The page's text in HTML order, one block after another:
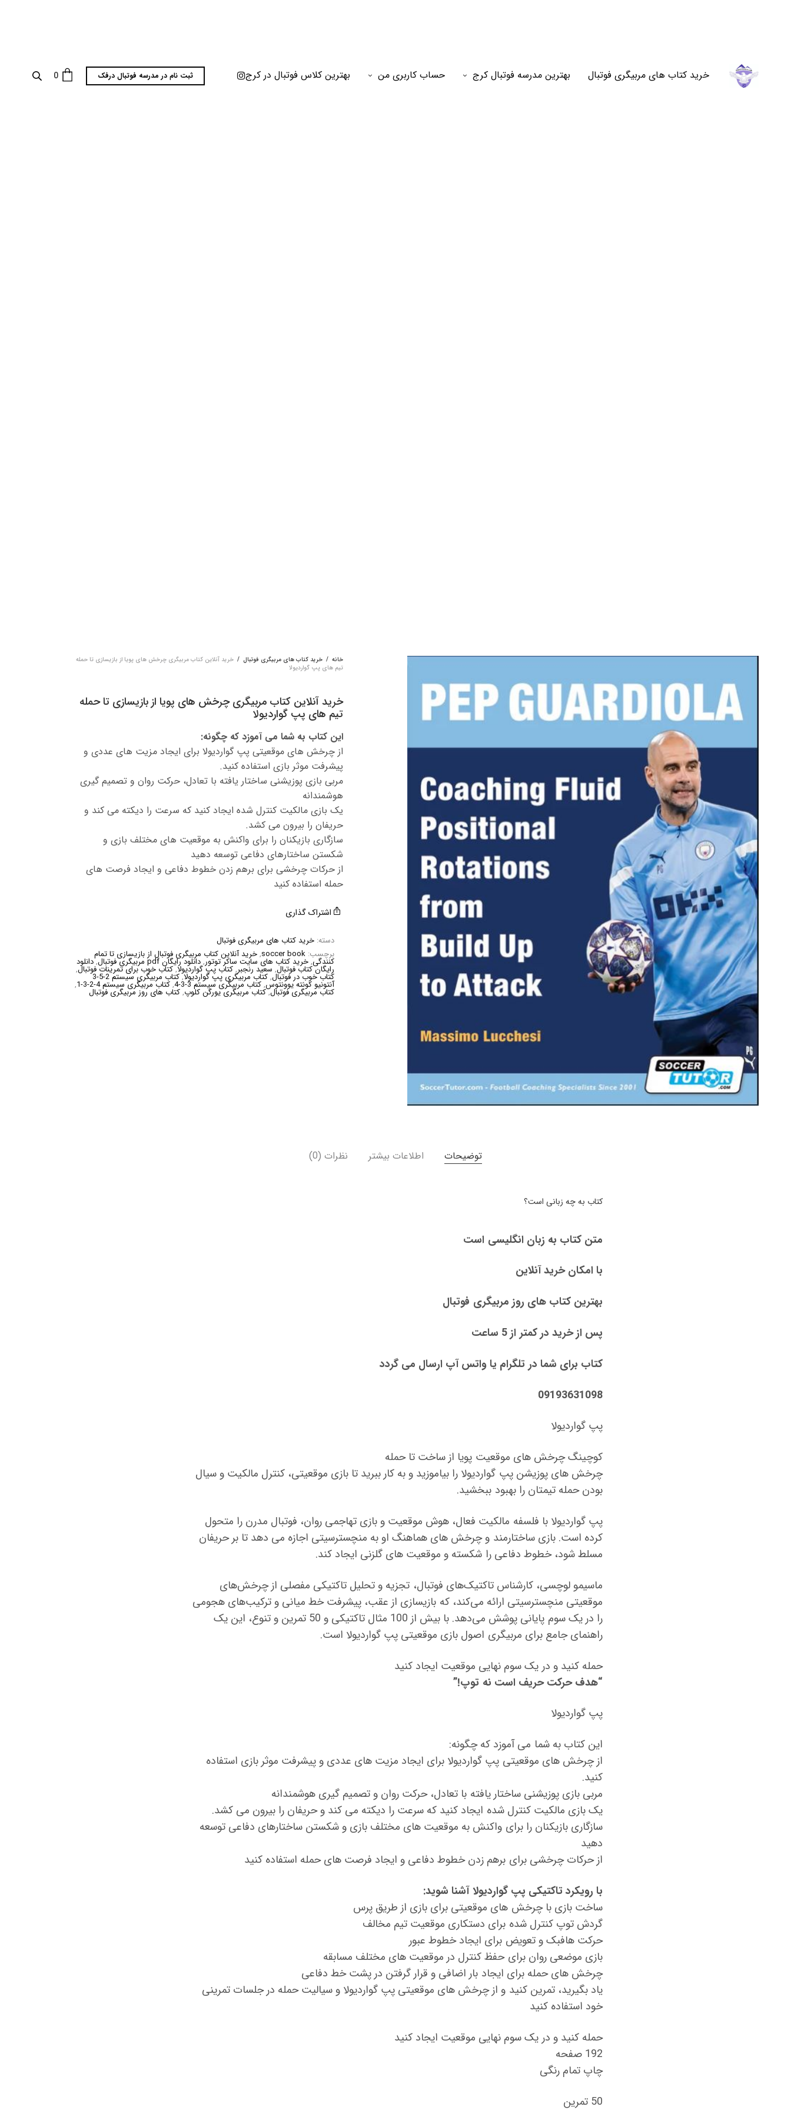
خرید کتاب های مربیگری فوتبال بهترین مدرسه فوتبال کرج حساب کاربری من بهترین کلاس فوتبال در کرج ثبت نام در مدرسه فوتبال درفک 0
خانه / خرید کتاب های مربیگری فوتبال / خرید آنلاین کتاب مربیگری چرخش های پویا از بازیسازی تا حمله
تیم های پپ گواردیولا
خرید آنلاین کتاب مربیگری چرخش های پویا از بازیسازی تا حمله
تیم های پپ گواردیولا
این کتاب به شما می آموزد که چگونه:
از چرخش های موقعیتی پپ گواردیولا برای ایجاد مزیت های عددی و
پیشرفت موثر بازی استفاده کنید.
مربی بازی پوزیشنی ساختار یافته با تعادل، حرکت روان و تصمیم گیری
هوشمندانه
یک بازی مالکیت کنترل شده ایجاد کنید که سرعت را دیکته می کند و
حریفان را بیرون می کشد.
سازگاری بازیکنان را برای واکنش به موقعیت های مختلف بازی و
شکستن ساختارهای دفاعی توسعه دهید
از حرکات چرخشی برای برهم زدن خطوط دفاعی و ایجاد فرصت های
حمله استفاده کنید
اشتراک گذاری
دسته:خرید کتاب های مربیگری فوتبال
برچسب:soccer book
,خرید آنلاین کتاب مربیگری فوتبال از بازیسازی تا تمام
کنندگی,خرید کتاب های سایت ساکر توتور,دانلود رایگان pdf مربیگری فوتبال ,دانلود
رایگان کتاب فوتبال, سعید رنجبر,کتاب پپ گواردیولا,کتاب خوب برای تمرینات فوتبال,
کتاب خوب در فوتبال,کتاب مربیگری پپ گواردیولا, کتاب مربیگری سیستم 2-5-3
آنتونیو کونته یوونتوس,کتاب مربیگری سیستم 3-3-4 ,کتاب مربیگری سیستم 4-2-3-1 ,
کتاب مربیگری فوتبال,کتاب مربیگری یورگن کلوپ,کتاب های روز مربیگری فوتبال
توضیحات اطلاعات بیشتر نظرات (0)
کتاب به چه زبانی است؟
متن کتاب به زبان انگلیسی است
با امکان خرید آنلاین
بهترین کتاب های روز مربیگری فوتبال
پس از خرید در کمتر از 5 ساعت
کتاب برای شما در تلگرام یا واتس آپ ارسال می گردد
09193631098
پپ گواردیولا
کوچینگ چرخش های موقعیت پویا از ساخت تا حمله
چرخش های پوزیشن پپ گواردیولا را بیاموزید و به کار ببرید تا بازی موقعیتی، کنترل مالکیت و سیال
بودن حمله تیمتان را بهبود ببخشید.
پپ گواردیولا با فلسفه مالکیت فعال، هوش موقعیت و بازی تهاجمی روان، فوتبال مدرن را متحول
کرده است. بازی ساختارمند و چرخش های هماهنگ او به منچسترسیتی اجازه می دهد تا بر حریفان
مسلط شود، خطوط دفاعی را شکسته و موقعیت های گلزنی ایجاد کند.
ماسیمو لوچسی، کارشناس تاکتیک‌های فوتبال، تجزیه و تحلیل تاکتیکی مفصلی از چرخش‌های
موقعیتی منچسترسیتی ارائه می‌کند، که بازیسازی از عقب، پیشرفت خط میانی و ترکیب‌های هجومی
را در یک سوم پایانی پوشش می‌دهد. با بیش از 100 مثال تاکتیکی و 50 تمرین و تنوع، این یک
راهنمای جامع برای مربیگری اصول بازی موقعیتی پپ گواردیولا است.
حمله کنید و در یک سوم نهایی موقعیت ایجاد کنید
“هدف حرکت حریف است نه توپ!”
پپ گواردیولا
این کتاب به شما می آموزد که چگونه:
از چرخش های موقعیتی پپ گواردیولا برای ایجاد مزیت های عددی و پیشرفت موثر بازی استفاده
کنید.
مربی بازی پوزیشنی ساختار یافته با تعادل، حرکت روان و تصمیم گیری هوشمندانه
یک بازی مالکیت کنترل شده ایجاد کنید که سرعت را دیکته می کند و حریفان را بیرون می کشد.
سازگاری بازیکنان را برای واکنش به موقعیت های مختلف بازی و شکستن ساختارهای دفاعی توسعه
دهید
از حرکات چرخشی برای برهم زدن خطوط دفاعی و ایجاد فرصت های حمله استفاده کنید
با رویکرد تاکتیکی پپ گواردیولا آشنا شوید:
ساخت بازی با چرخش های موقعیتی برای بازی از طریق پرس
گردش توپ کنترل شده برای دستکاری موقعیت تیم مخالف
حرکت هافبک و تعویض برای ایجاد خطوط عبور
بازی موضعی روان برای حفظ کنترل در موقعیت های مختلف مسابقه
چرخش های حمله برای ایجاد بار اضافی و قرار گرفتن در پشت خط دفاعی
یاد بگیرید، تمرین کنید و از چرخش های موقعیتی پپ گواردیولا و سیالیت حمله در جلسات تمرینی
خود استفاده کنید
حمله کنید و در یک سوم نهایی موقعیت ایجاد کنید
192 صفحه
چاپ تمام رنگی
50 تمرین